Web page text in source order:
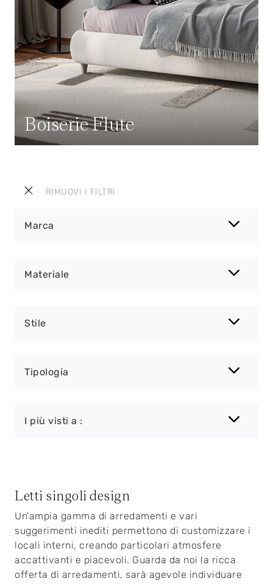
RIMUOVI I FILTRI
Marca
Materiale
Stile
Tipologia
I più visti a :
Boiserie Flute
Letti singoli design
Un'ampia gamma di arredamenti e vari
suggerimenti inediti permettono di customizzare i
locali interni, creando particolari atmosfere
accattivanti e piacevoli. Guarda da noi la ricca
offerta di arredamenti, sarà agevole individuare